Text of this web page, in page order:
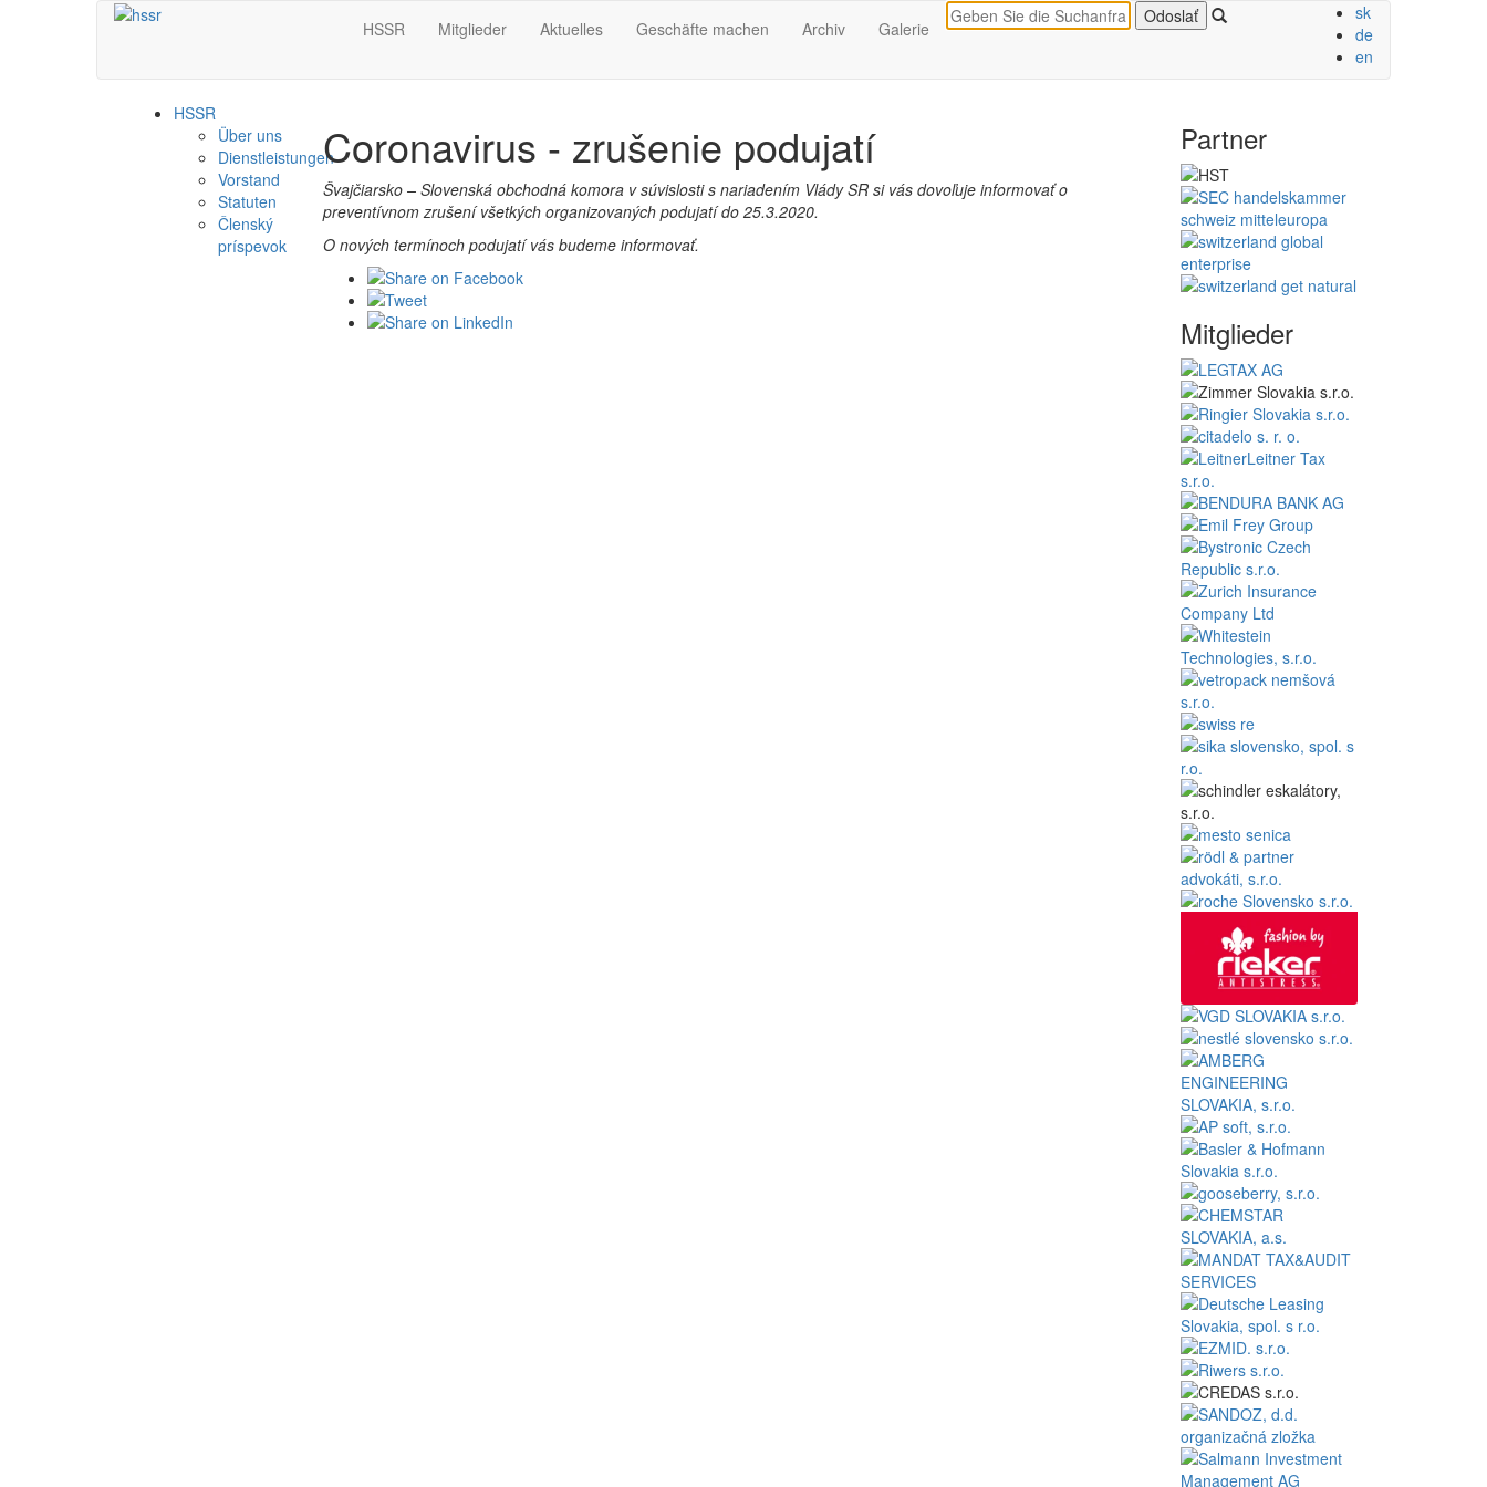
HSSR Mitglieder Aktuelles Geschäfte machen Archiv Galerie
sk
de
en
HSSR
Über uns
Dienstleistungen
Vorstand
Statuten
Členský
príspevok
Coronavirus - zrušenie podujatí
Švajčiarsko – Slovenská obchodná komora v súvislosti s nariadením Vlády SR si vás dovoľuje informovať o
preventívnom zrušení všetkých organizovaných podujatí do 25.3.2020.
O nových termínoch podujatí vás budeme informovať.
Partner
Mitglieder